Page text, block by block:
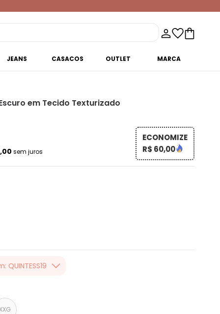
JEANS CASACOS OUTLET MARCA
em Tecido Texturizado
sem juros
ECONOMIZE
R$ 60,00
QUINTESS19
valor, usando o
toda loja Quintess,
XXG